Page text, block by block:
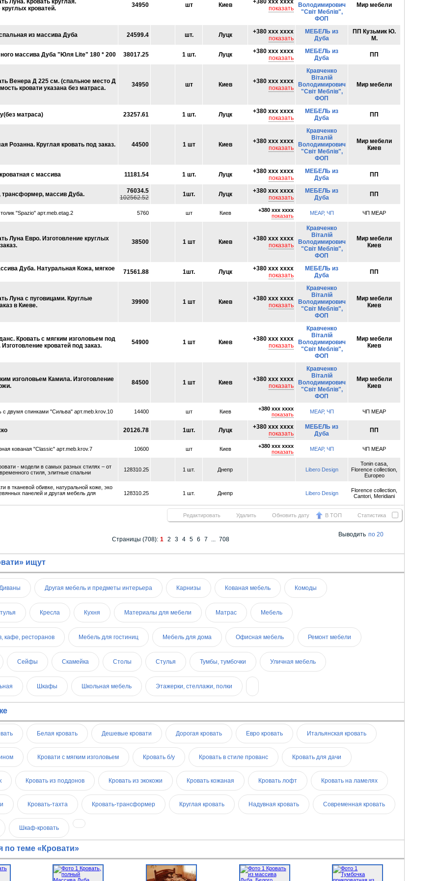
Луна. Кровать круглая.
круглых кроватей.
34950 шт Киев
+380 xxx xxxx
показать
Володимирович
"Світ Меблів",
ФОП
Мир мебели
из массива Дуба 24599.4 шт. Луцк
+380 xxx xxxx
показать
МЕБЕЛЬ из
Дуба
ПП Кузьмик Ю.
М.
массива Дуба "Юля Lite" 180 * 200 38017.25 1 шт. Луцк
+380 xxx xxxx
показать
МЕБЕЛЬ из
Дуба
ПП
Венера Д 225 см. (спальное место Д
кровати указана без матраса.
34950 шт Киев
+380 xxx xxxx
показать
Кравченко
Віталій
Володимирович
"Світ Меблів",
ФОП
Мир мебели
матраса) 23257.61 1 шт. Луцк
+380 xxx xxxx
показать
МЕБЕЛЬ из
Дуба
ПП
Розанна. Круглая кровать под заказ. 44500 1 шт Киев
+380 xxx xxxx
показать
Кравченко
Віталій
Володимирович
"Світ Меблів",
ФОП
Мир мебели
Киев
с массива 11181.54 1 шт. Луцк
+380 xxx xxxx
показать
МЕБЕЛЬ из
Дуба
ПП
трансформер, массив Дуба.
76034.5
102562.52
1шт. Луцк
+380 xxx xxxx
показать
МЕБЕЛЬ из
Дуба
ПП
"Spazio" арт.meb.etag.2 5760 шт Киев
+380 xxx xxxx
показать
МЕАР, ЧП ЧП МЕАР
Луна Евро. Изготовление круглых
38500 1 шт Киев
+380 xxx xxxx
показать
Кравченко
Віталій
Володимирович
"Світ Меблів",
ФОП
Мир мебели
Киев
Дуба. Натуральная Кожа, мягкое 71561.88 1шт. Луцк
+380 xxx xxxx
показать
МЕБЕЛЬ из
Дуба
ПП
Луна с пуговицами. Круглые
в Киеве.
39900 1 шт Киев
+380 xxx xxxx
показать
Кравченко
Віталій
Володимирович
"Світ Меблів",
ФОП
Мир мебели
Киев
Кровать с мягким изголовьем под
Изготовление кроватей под заказ.
54900 1 шт Киев
+380 xxx xxxx
показать
Кравченко
Віталій
Володимирович
"Світ Меблів",
ФОП
Мир мебели
Киев
изголовьем Камила. Изготовление
84500 1 шт Киев
+380 xxx xxxx
показать
Кравченко
Віталій
Володимирович
"Світ Меблів",
ФОП
Мир мебели
Киев
с двумя спинками "Сильва" арт.meb.krov.10 14400 шт Киев
+380 xxx xxxx
показать
МЕАР, ЧП ЧП МЕАР
20126.78 1шт. Луцк
+380 xxx xxxx
показать
МЕБЕЛЬ из
Дуба
ПП
кованая "Classic" арт.meb.krov.7 10600 шт Киев
+380 xxx xxxx
показать
МЕАР, ЧП ЧП МЕАР
- модели в самых разных стилях – от
стиля, элитные спальни
128310.25 1 шт. Днепр Libero Design
Tonin casa,
Florence collection,
Europeo
в тканевой обивке, натуральной коже, эко
панелей и другая мебель для
128310.25 1 шт. Днепр Libero Design
Florence collection,
Cantori, Meridiani
Статистика
В ТОП
Обновить дату
Удалить
Редактировать
по 20
Выводить
Страницы (708): 1 2 3 4 5 6 7 ... 708
ищут
Другая мебель и предметы интерьера Карнизы Кованая мебель Комоды
Кресла Кухня Материалы для мебели Матрас Мебель
кафе, ресторанов Мебель для гостиниц Мебель для дома Офисная мебель Ремонт мебели
Сейфы Скамейка Столы Стулья Тумбы, тумбочки Уличная мебель
Шкафы Школьная мебель Этажерки, стеллажи, полки
Белая кровать Дешевые кровати Дорогая кровать Евро кровать Итальянская кровать
Кровати с мягким изголовьем Кровать б/у Кровать в стиле прованс Кровать для дачи
Кровать из поддонов Кровать из экокожи Кровать кожаная Кровать лофт Кровать на ламелях
Кровать-тахта Кровать-трансформер Круглая кровать Надувная кровать Современная кровать
Шкаф-кровать
по теме «Кровати»